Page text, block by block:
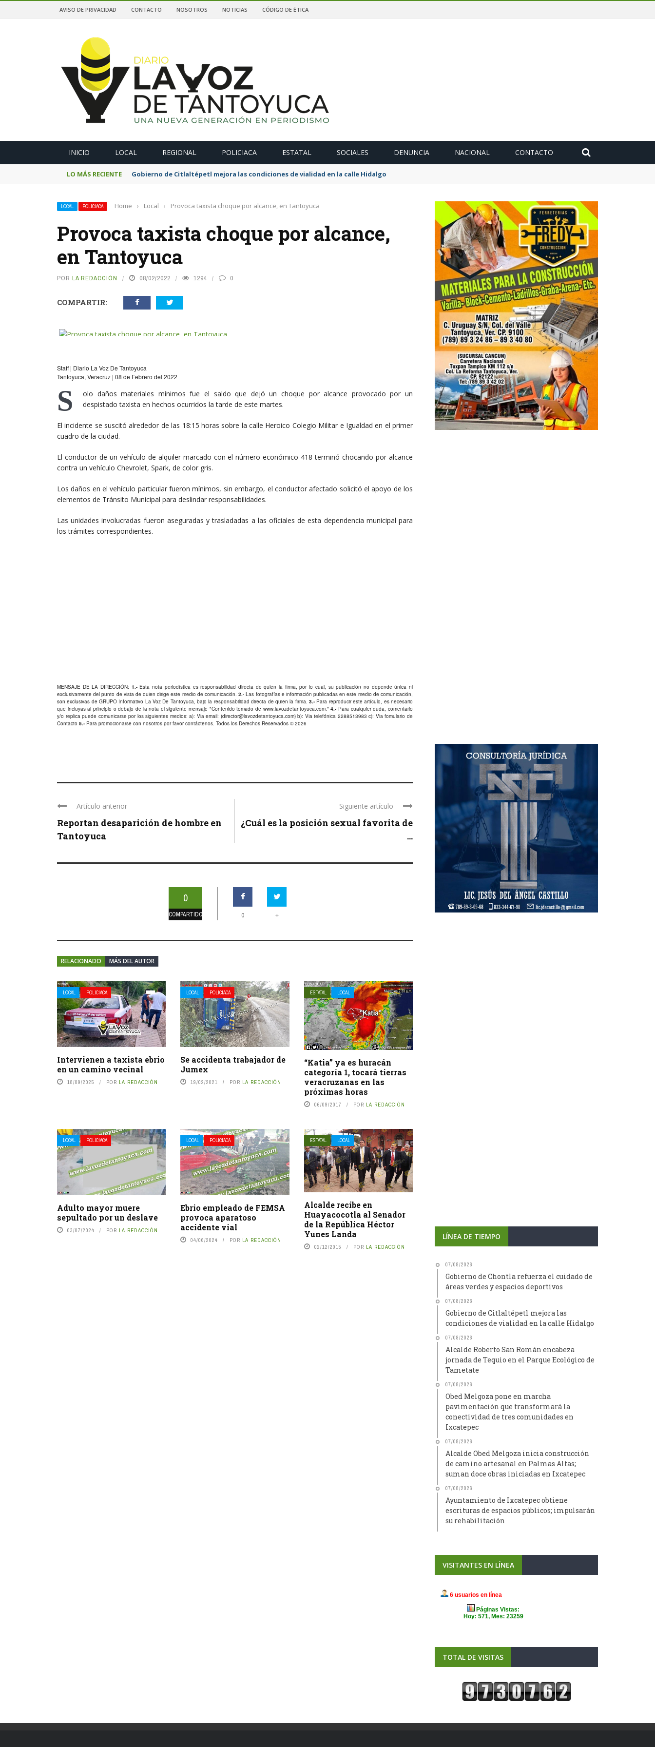
AVISO DE PRIVACIDAD CONTACTO NOSOTROS NOTICIAS CÓDIGO DE ÉTICA
INICIO LOCAL REGIONAL POLICIACA ESTATAL SOCIALES DENUNCIA NACIONAL CONTACTO
LO MÁS RECIENTE Gobierno de Citlaltépetl mejora las condiciones de vialidad en la calle Hidalgo
LOCAL POLICIACA Home › Local › Provoca taxista choque por alcance, en Tantoyuca
Provoca taxista choque por alcance,
en Tantoyuca
POR LA REDACCIÓN 08/02/2022 1294 0
COMPARTIR:
Staff | Diario La Voz De Tantoyuca
Tantoyuca, Veracruz | 08 de Febrero del 2022
S
olo daños materiales mínimos fue el saldo que dejó un choque por alcance provocado por un
despistado taxista en hechos ocurridos la tarde de este martes.
El incidente se suscitó alrededor de las 18:15 horas sobre la calle Heroico Colegio Militar e Igualdad en el primer
cuadro de la ciudad.
El conductor de un vehículo de alquiler marcado con el número económico 418 terminó chocando por alcance
contra un vehículo Chevrolet, Spark, de color gris.
Los daños en el vehículo particular fueron mínimos, sin embargo, el conductor afectado solicitó el apoyo de los
elementos de Tránsito Municipal para deslindar responsabilidades.
Las unidades involucradas fueron aseguradas y trasladadas a las oficiales de esta dependencia municipal para
los trámites correspondientes.
MENSAJE DE LA DIRECCIÓN: 1.-Esta nota periodística es responsabilidad directa de quien la firma, por lo cual, su publicación no depende única ni
exclusivamente del punto de vista de quien dirige este medio de comunicación.2.- Las fotografías e información publicadas en este medio de comunicación,
son exclusivas de GRUPO Informativo La Voz De Tantoyuca, bajo la responsabilidad directa de quien la firma. 3.-Para reproducir este artículo, es necesario
que incluyas al principio o debajo de la nota el siguiente mensaje "Contenido tomado de www.lavozdetantoyuca.com."4.- Para cualquier duda, comentario
y/o replica puede comunicarse por los siguientes medios: a): Via email: (director@lavozdetantoyuca.com) b): Via telefónica 2288513983 c): Via fomulario de
Contacto 5.- Para promocionarse con nosotros por favorcontáctenos. Todos los Derechos Reservados © 2026
Artículo anterior
Reportan desaparición de hombre en
Tantoyuca
Siguiente artículo
¿Cuál es la posición sexual favorita de
...
0
COMPARTIDOS 0 +
RELACIONADO MÁS DEL AUTOR
LOCAL POLICIACA
Intervienen a taxista ebrio
en un camino vecinal
18/09/2025 POR LA REDACCIÓN
LOCAL POLICIACA
Se accidenta trabajador de
Jumex
19/02/2021 POR LA REDACCIÓN
ESTATAL LOCAL
“Katia” ya es huracán
categoría 1, tocará tierras
veracruzanas en las
próximas horas
06/09/2017 POR LA REDACCIÓN
LOCAL POLICIACA
Adulto mayor muere
sepultado por un deslave
03/07/2024 POR LA REDACCIÓN
LOCAL POLICIACA
Ebrio empleado de FEMSA
provoca aparatoso
accidente vial
04/06/2024 POR LA REDACCIÓN
ESTATAL LOCAL
Alcalde recibe en
Huayacocotla al Senador
de la República Héctor
Yunes Landa
02/12/2015 POR LA REDACCIÓN
LÍNEA DE TIEMPO
07/08/2026
Gobierno de Chontla refuerza el cuidado de
áreas verdes y espacios deportivos
07/08/2026
Gobierno de Citlaltépetl mejora las
condiciones de vialidad en la calle Hidalgo
07/08/2026
Alcalde Roberto San Román encabeza
jornada de Tequio en el Parque Ecológico de
Tametate
07/08/2026
Obed Melgoza pone en marcha
pavimentación que transformará la
conectividad de tres comunidades en
Ixcatepec
07/08/2026
Alcalde Obed Melgoza inicia construcción
de camino artesanal en Palmas Altas;
suman doce obras iniciadas en Ixcatepec
07/08/2026
Ayuntamiento de Ixcatepec obtiene
escrituras de espacios públicos; impulsarán
su rehabilitación
VISITANTES EN LÍNEA
TOTAL DE VISITAS